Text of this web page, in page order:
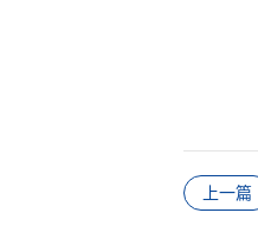
上一篇